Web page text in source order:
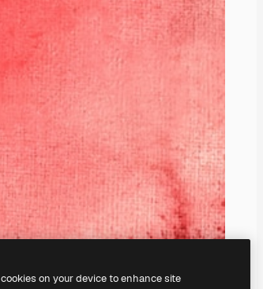
on your device to enhance site